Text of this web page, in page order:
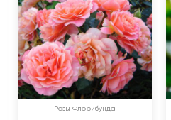
Розы Флорибунда